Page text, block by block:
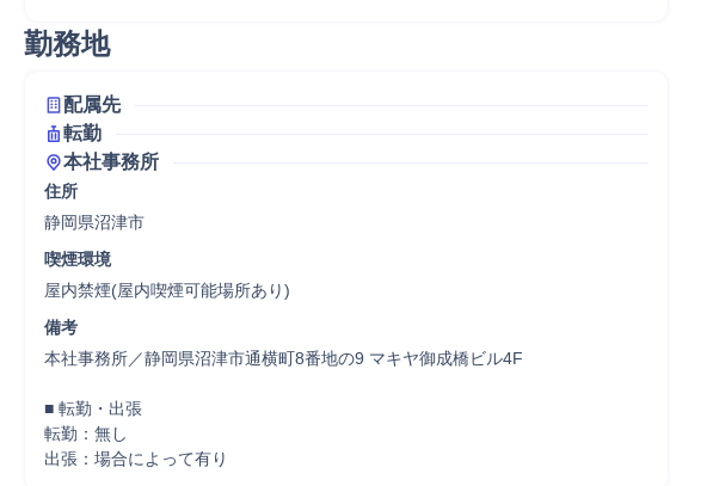
勤務地
配属先
転勤
本社事務所
住所
静岡県沼津市
喫煙環境
屋内禁煙(屋内喫煙可能場所あり)
備考
本社事務所／静岡県沼津市通横町8番地の9 マキヤ御成橋ビル4F
■ 転勤・出張
転勤：無し
出張：場合によって有り